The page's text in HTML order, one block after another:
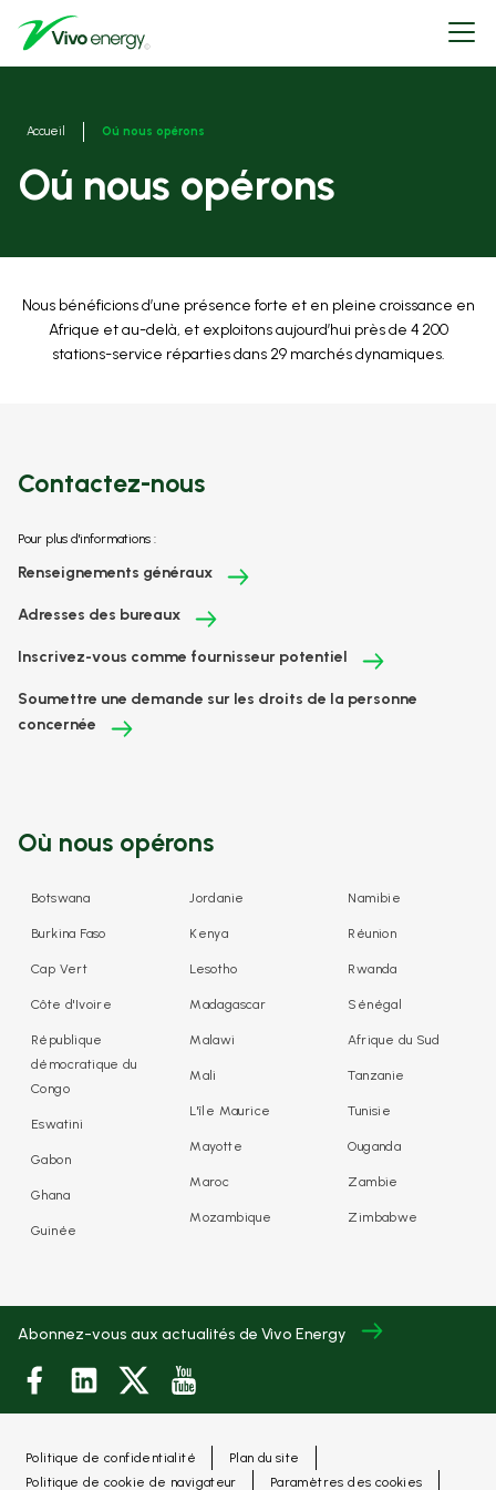
contenu
principal
Open
menu
Fils
Accueil Oú nous opérons
Oú nous opérons
Nous bénéficions d’une présence forte et en pleine croissance en
Afrique et au-delà, et exploitons aujourd’hui près de 4 200
stations-service réparties dans 29 marchés dynamiques.
Contactez-nous
Pour plus d'informations :
Renseignements généraux
Adresses des bureaux
Inscrivez-vous comme fournisseur potentiel
Soumettre une demande sur les droits de la personne
concernée
Où nous opérons
Botswana
Burkina Faso
Cap Vert
Côte d'Ivoire
République
démocratique du
Congo
Eswatini
Gabon
Ghana
Guinée
Jordanie
Kenya
Lesotho
Madagascar
Malawi
Mali
L'île Maurice
Mayotte
Maroc
Mozambique
Namibie
Réunion
Rwanda
Sénégal
Afrique du Sud
Tanzanie
Tunisie
Ouganda
Zambie
Zimbabwe
Abonnez-vous aux actualités de Vivo Energy
Politique de confidentialité
Plan du site
Politique de cookie de navigateur
Paramètres des cookies